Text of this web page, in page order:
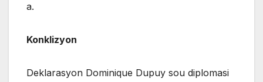
a.
Konklizyon
Deklarasyon Dominique Dupuy sou diplomasi